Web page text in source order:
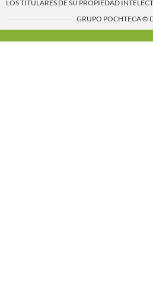
LOS TITULARES DE SU PROPIEDAD
GRUPO POCHTECA ©